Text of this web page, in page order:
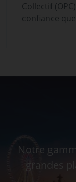
Collectif
confiance
Notre
grandes